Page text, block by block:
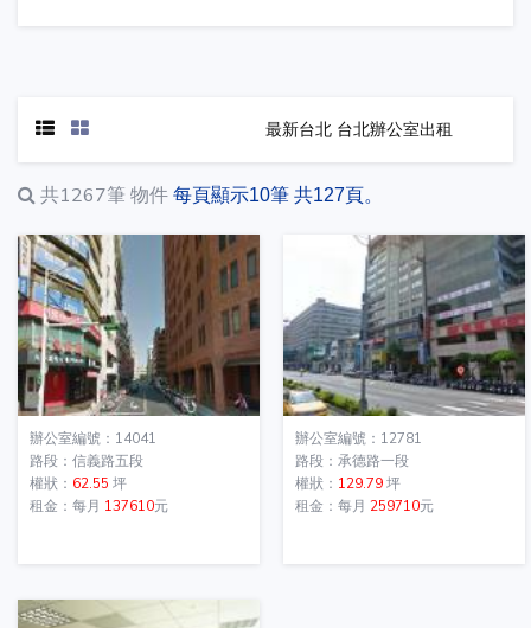
最新台北 台北辦公室出租
共1267筆 物件 每頁顯示10筆 共127頁。
辦公室編號：14041
路段：信義路五段
權狀： 62.55 坪
租金：每月 137610元
辦公室編號：12781
路段：承德路一段
權狀： 129.79坪
租金：每月 259710元